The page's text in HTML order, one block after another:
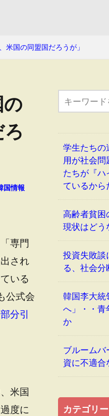
国の同盟国だろうが」
国情報
専門
され
いる
公式会
分引
米国
度に
学生たちの
用が社会問
たちが『
ているから
高齢者貧困
現状はどう
投資失敗談
る、社会分
韓国李大統
へ」・・青
か
ブルームバ
資に不適合
カテゴリー